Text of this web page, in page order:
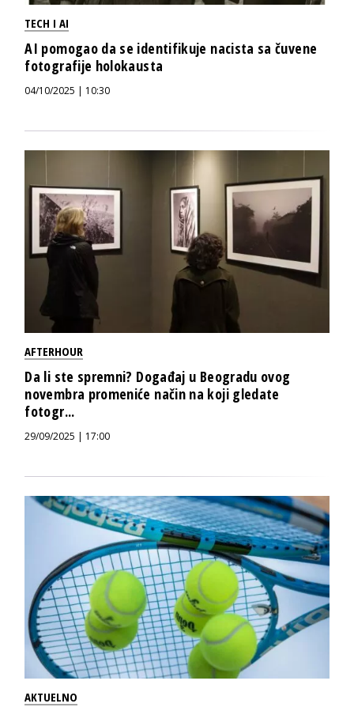
TECH I AI
AI pomogao da se identifikuje nacista sa čuvene
fotografije holokausta
04/10/2025 | 10:30
AFTERHOUR
Da li ste spremni? Događaj u Beogradu ovog
novembra promeniće način na koji gledate
fotogr...
29/09/2025 | 17:00
AKTUELNO